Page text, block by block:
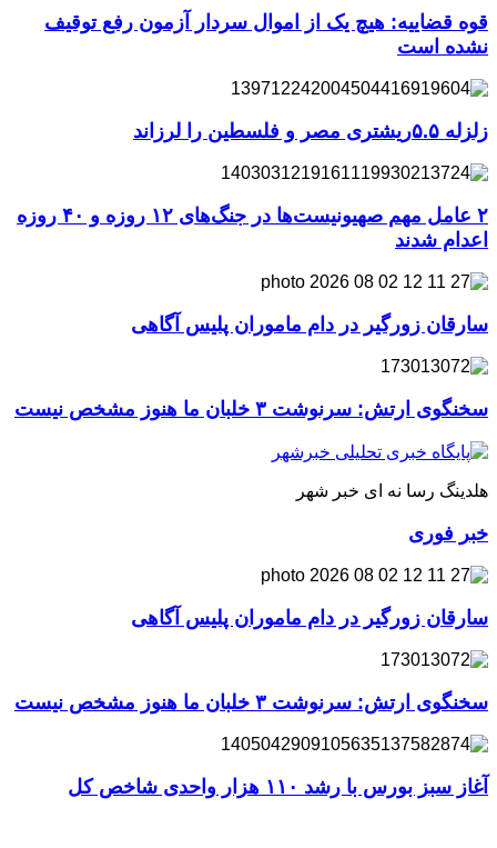
قوه قضاییه: هیچ یک از اموال سردار آزمون رفع توقیف
نشده است
زلزله ۵.۵ریشتری مصر و فلسطین را لرزاند
۲ عامل مهم صهیونیست‌ها در جنگ‌های ۱۲ روزه و ۴۰ روزه
اعدام شدند
سارقان زورگیر در دام ماموران پلیس آگاهی
سخنگوی ارتش: سرنوشت ۳ خلبان ما هنوز مشخص نیست
هلدینگ رسا نه ای خبر شهر
خبر فوری
سارقان زورگیر در دام ماموران پلیس آگاهی
سخنگوی ارتش: سرنوشت ۳ خلبان ما هنوز مشخص نیست
آغاز سبز بورس با رشد ۱۱۰ هزار واحدی شاخص کل